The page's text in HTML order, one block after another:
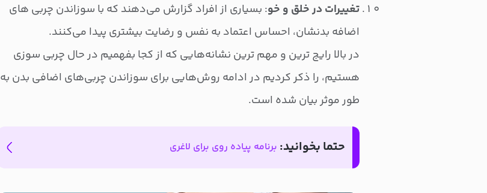
تغییرات در خلق و خو: بسیاری از افراد گزارش می‌دهند که با سوزاندن چربی های
اضافه بدنشان، احساس اعتماد به نفس و رضایت بیشتری پیدا می‌کنند.
در بالا رایج ترین و مهم ترین نشانه‌هایی که از کجا بفهمیم در حال چربی سوزی
هستیم، را ذکر کردیم در ادامه روش‌هایی برای سوزاندن چربی‌های اضافی بدن به
طور موثر بیان شده است.
حتما بخوانید: برنامه پیاده روی برای لاغری